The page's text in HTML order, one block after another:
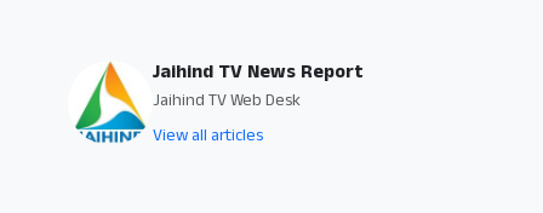
Jaihind TV News Report
Jaihind TV Web Desk
View all articles